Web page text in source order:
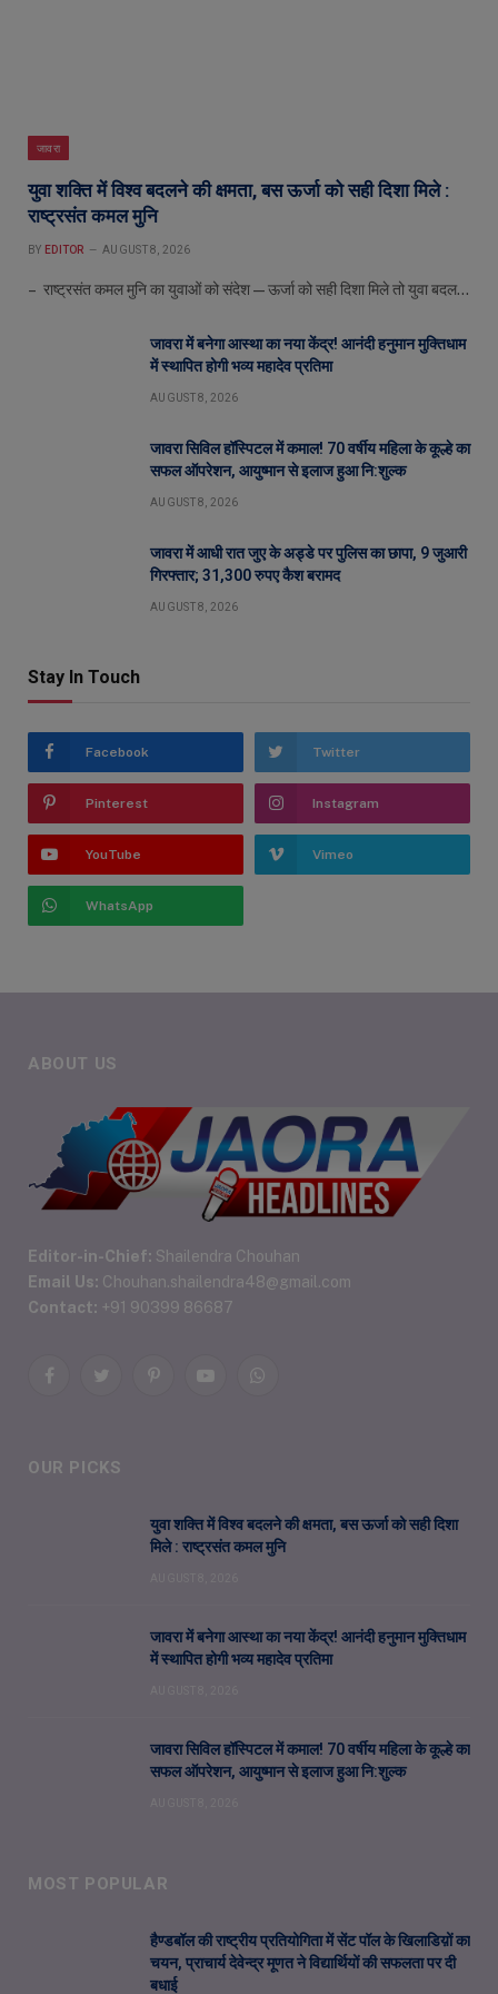
जावरा
युवा शक्ति में विश्व बदलने की क्षमता, बस ऊर्जा को सही दिशा मिले :
राष्ट्रसंत कमल मुनि
BY EDITOR AUGUST 8, 2026
– राष्ट्रसंत कमल मुनि का युवाओं को संदेश—ऊर्जा को सही दिशा मिले तो युवा बदल…
जावरा में बनेगा आस्था का नया केंद्र! आनंदी हनुमान मुक्तिधाम
में स्थापित होगी भव्य महादेव प्रतिमा
AUGUST 8, 2026
जावरा सिविल हॉस्पिटल में कमाल! 70 वर्षीय महिला के कूल्हे का
सफल ऑपरेशन, आयुष्मान से इलाज हुआ नि:शुल्क
AUGUST 8, 2026
जावरा में आधी रात जुए के अड्डे पर पुलिस का छापा, 9 जुआरी
गिरफ्तार; 31,300 रुपए कैश बरामद
AUGUST 8, 2026
Stay In Touch
Facebook Twitter
Pinterest Instagram
YouTube Vimeo
WhatsApp
ABOUT US
Editor-in-Chief: Shailendra Chouhan
Email Us: Chouhan.shailendra48@gmail.com
Contact: +91 90399 86687
FacebookTwitterPinterestYouTubeWhatsApp
OUR PICKS
युवा शक्ति में विश्व बदलने की क्षमता, बस ऊर्जा को सही दिशा
मिले : राष्ट्रसंत कमल मुनि
जावरा में बनेगा आस्था का नया केंद्र! आनंदी हनुमान मुक्तिधाम
में स्थापित होगी भव्य महादेव प्रतिमा
जावरा सिविल हॉस्पिटल में कमाल! 70 वर्षीय महिला के कूल्हे का
सफल ऑपरेशन, आयुष्मान से इलाज हुआ नि:शुल्क
MOST POPULAR
हैण्डबॉल की राष्ट्रीय प्रतियोगिता में सेंट पॉल के खिलाडिय़ों का
चयन, प्राचार्य देवेन्द्र मूणत ने विद्यार्थियों की सफलता पर दी
बधाई